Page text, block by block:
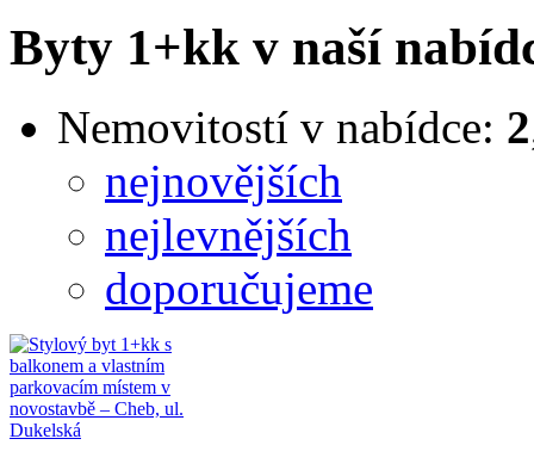
Byty 1+kk v naší
Nemovitostí v nabídce: 2
nejnovějších
nejlevnějších
doporučujeme